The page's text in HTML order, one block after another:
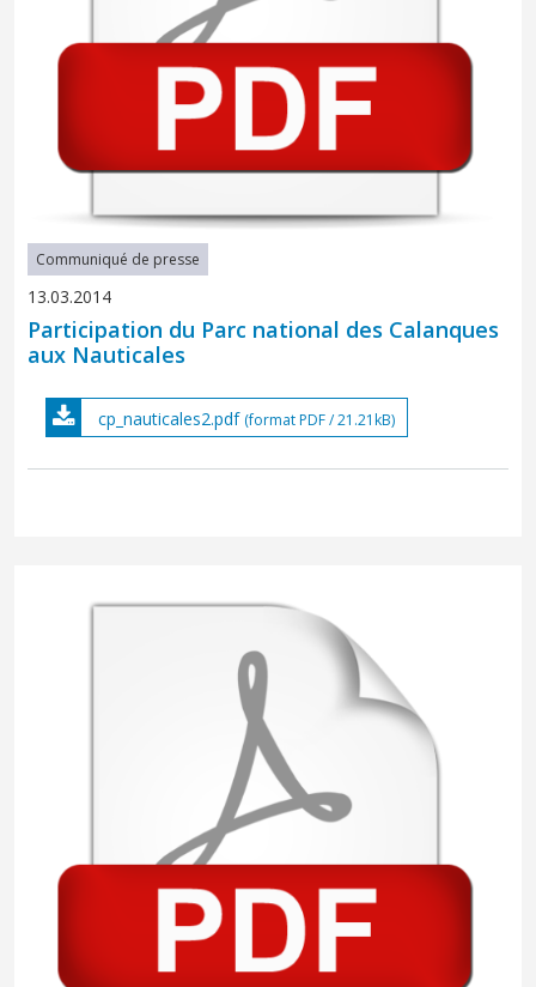
Communiqué de presse
13.03.2014
Participation du Parc national des Calanques
aux Nauticales
cp_nauticales2.pdf (format PDF / 21.21kB)